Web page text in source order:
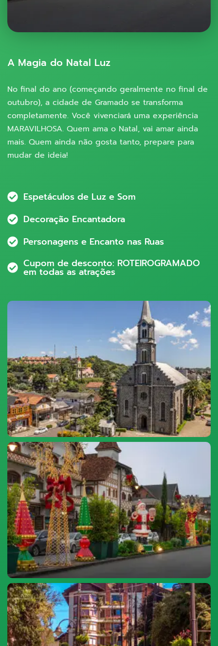
A Magia do Natal Luz
No final do ano (começando geralmente no final de
outubro), a cidade de Gramado se transforma
completamente. Você vivenciará uma experiência
MARAVILHOSA. Quem ama o Natal, vai amar ainda
mais. Quem ainda não gosta tanto, prepare para
mudar de ideia!
Espetáculos de Luz e Som
Decoração Encantadora
Personagens e Encanto nas Ruas
Cupom de desconto: ROTEIROGRAMADO
em todas as atrações